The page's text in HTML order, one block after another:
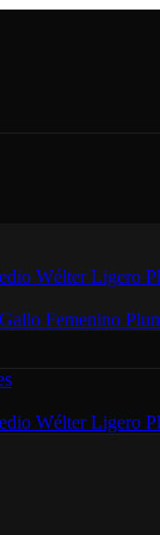
WélterLigero
Gallo Femenino
WélterLigero